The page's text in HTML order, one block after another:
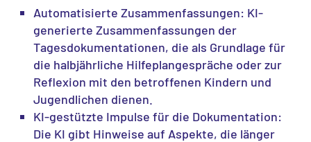
Automatisierte Zusammenfassungen: KI-
generierte Zusammenfassungen der
Tagesdokumentationen, die als Grundlage für
die halbjährliche Hilfeplangespräche oder zur
Reflexion mit den betroffenen Kindern und
Jugendlichen dienen.
KI-gestützte Impulse für die Dokumentation:
Die KI gibt Hinweise auf Aspekte, die länger